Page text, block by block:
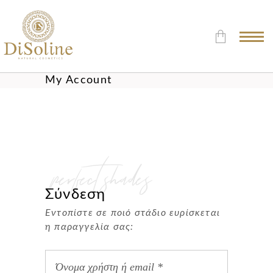
Δεν υπάρχουν προϊόντα στο
My Account
perfect shades
Σύνδεση
Εντοπίστε σε ποιό στάδιο ευρίσκεται
η παραγγελία σας: